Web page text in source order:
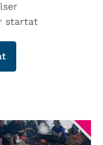
startat